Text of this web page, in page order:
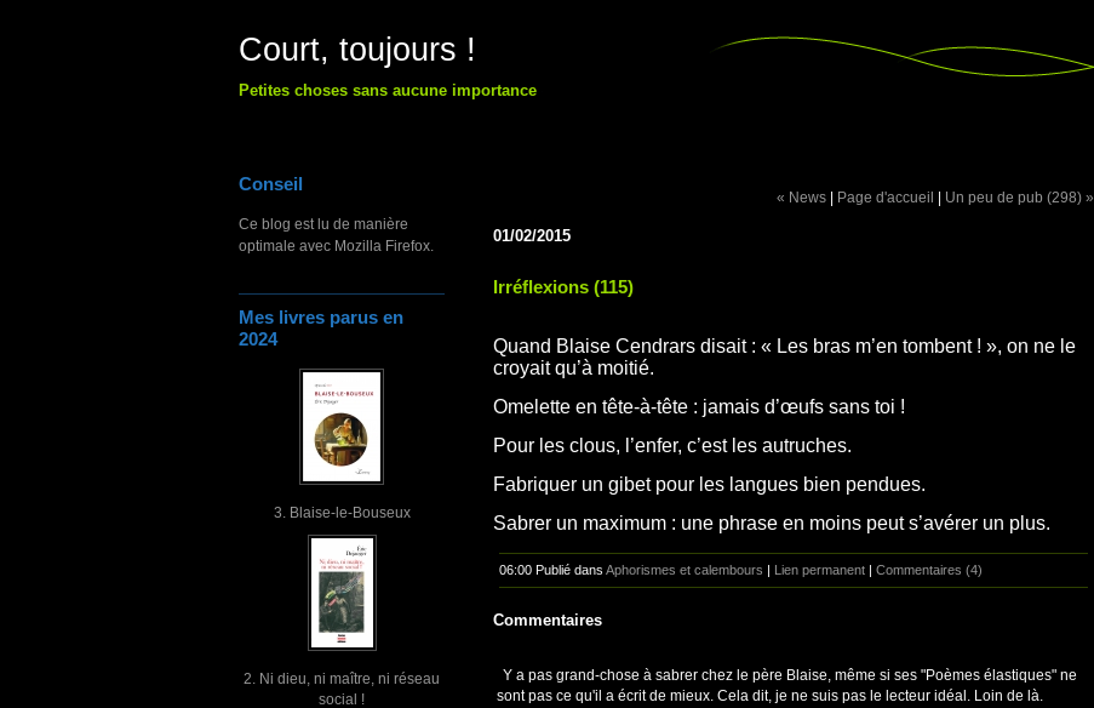
Court, toujours !
Petites choses sans aucune importance
Conseil
Ce blog est lu de manière
optimale avec Mozilla Firefox.
Mes livres parus en
2024
3. Blaise-le-Bouseux
2. Ni dieu, ni maître, ni réseau
social !
« News | Page d'accueil | Un peu de pub (298) »
01/02/2015
Irréflexions (115)
Quand Blaise Cendrars disait : « Les bras m’en tombent ! », on ne le
croyait qu’à moitié.
Omelette en tête-à-tête : jamais d’œufs sans toi !
Pour les clous, l’enfer, c’est les autruches.
Fabriquer un gibet pour les langues bien pendues.
Sabrer un maximum : une phrase en moins peut s’avérer un plus.
06:00 Publié dans Aphorismes et calembours | Lien permanent | Commentaires (4)
Commentaires
Y a pas grand-chose à sabrer chez le père Blaise, même si ses "Poèmes élastiques" ne
sont pas ce qu'il a écrit de mieux. Cela dit, je ne suis pas le lecteur idéal. Loin de là.